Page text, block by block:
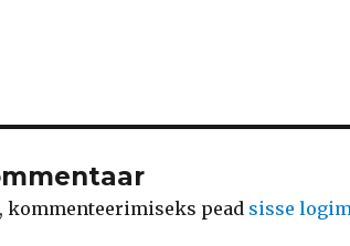
kommenteerimiseks pead sisse